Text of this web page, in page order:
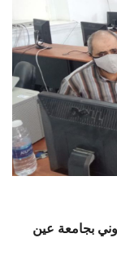
تواصل معنا
الطلاب
هيئة التدريس
الخريجينبجامعة عين